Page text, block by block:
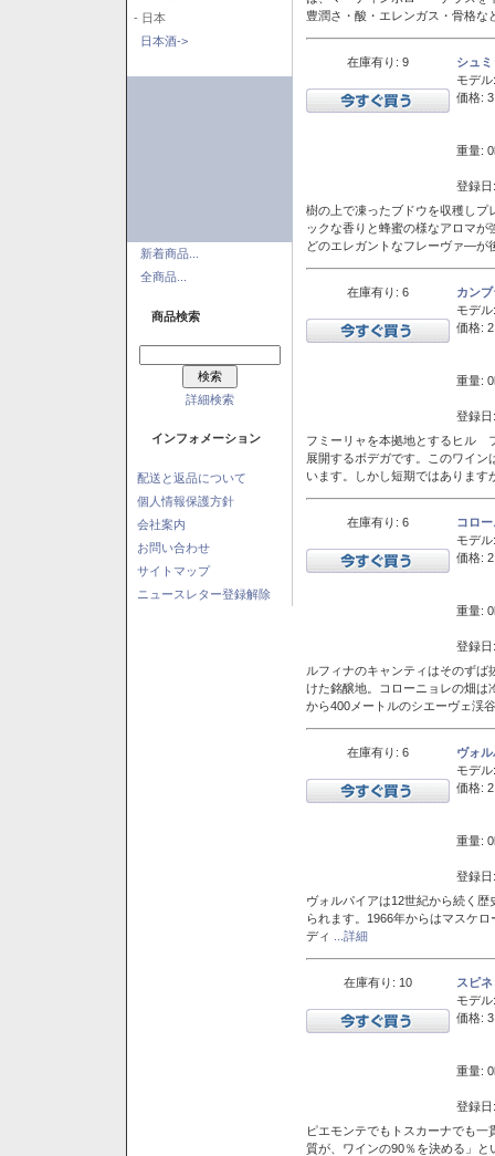
- 日本
日本酒->
新着商品...
全商品...
商品検索
詳細検索
インフォメーション
配送と返品について
個人情報保護方針
会社案内
お問い合わせ
サイトマップ
ニュースレター登録解除
豊潤さ・酸・エレンガス・骨格
在庫有り: 9
シュ
モデル:
価格:
重量:
登録
樹の上で凍ったブドウを収穫しプ
ックな香りと蜂蜜の様なアロマ
どのエレガントなフレーヴァ―が
在庫有り: 6
カン
モデル:
価格:
重量:
登録
フミーリャを本拠地とするヒル
展開するボデガです。このワイ
います。しかし短期ではありま
在庫有り: 6
コロ
モデル:
価格:
重量:
登録
ルフィナのキャンティはそのず
けた銘醸地。コローニョレの畑は
から400メートルのシエーヴェ渓
在庫有り: 6
ヴォ
モデル:
価格:
重量:
登録
ヴォルパイアは12世紀から続く
られます。1966年からはマスケ
ディ
...詳細
在庫有り: 10
スピ
モデル:
価格:
重量:
登録
ピエモンテでもトスカーナでも
質が、ワインの90％を決める」